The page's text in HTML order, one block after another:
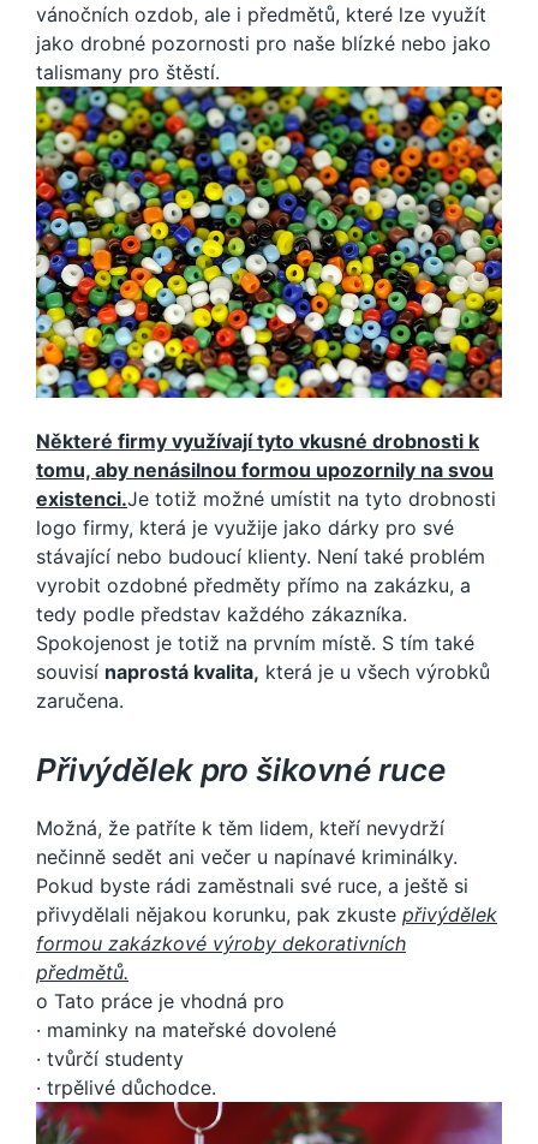
vánočních ozdob, ale i předmětů, které lze využít
jako drobné pozornosti pro naše blízké nebo jako
talismany pro štěstí.
Některé firmy využívají tyto vkusné drobnosti k
tomu, aby nenásilnou formou upozornily na svou
existenci.Je totiž možné umístit na tyto drobnosti
logo firmy, která je využije jako dárky pro své
stávající nebo budoucí klienty. Není také problém
vyrobit ozdobné předměty přímo na zakázku, a
tedy podle představ každého zákazníka.
Spokojenost je totiž na prvním místě. S tím také
souvisí naprostá kvalita, která je u všech výrobků
zaručena.
Přivýdělek pro šikovné ruce
Možná, že patříte k těm lidem, kteří nevydrží
nečinně sedět ani večer u napínavé kriminálky.
Pokud byste rádi zaměstnali své ruce, a ještě si
přivydělali nějakou korunku, pak zkuste přivýdělek
formou zakázkové výroby dekorativních
předmětů.
o Tato práce je vhodná pro
· maminky na mateřské dovolené
· tvůrčí studenty
· trpělivé důchodce.